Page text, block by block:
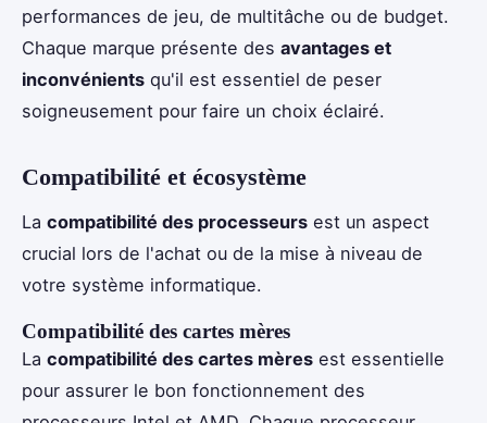
performances de jeu, de multitâche ou de budget.
Chaque marque présente des avantages et
inconvénients qu'il est essentiel de peser
soigneusement pour faire un choix éclairé.
Compatibilité et écosystème
La compatibilité des processeurs est un aspect
crucial lors de l'achat ou de la mise à niveau de
votre système informatique.
Compatibilité des cartes mères
La compatibilité des cartes mères est essentielle
pour assurer le bon fonctionnement des